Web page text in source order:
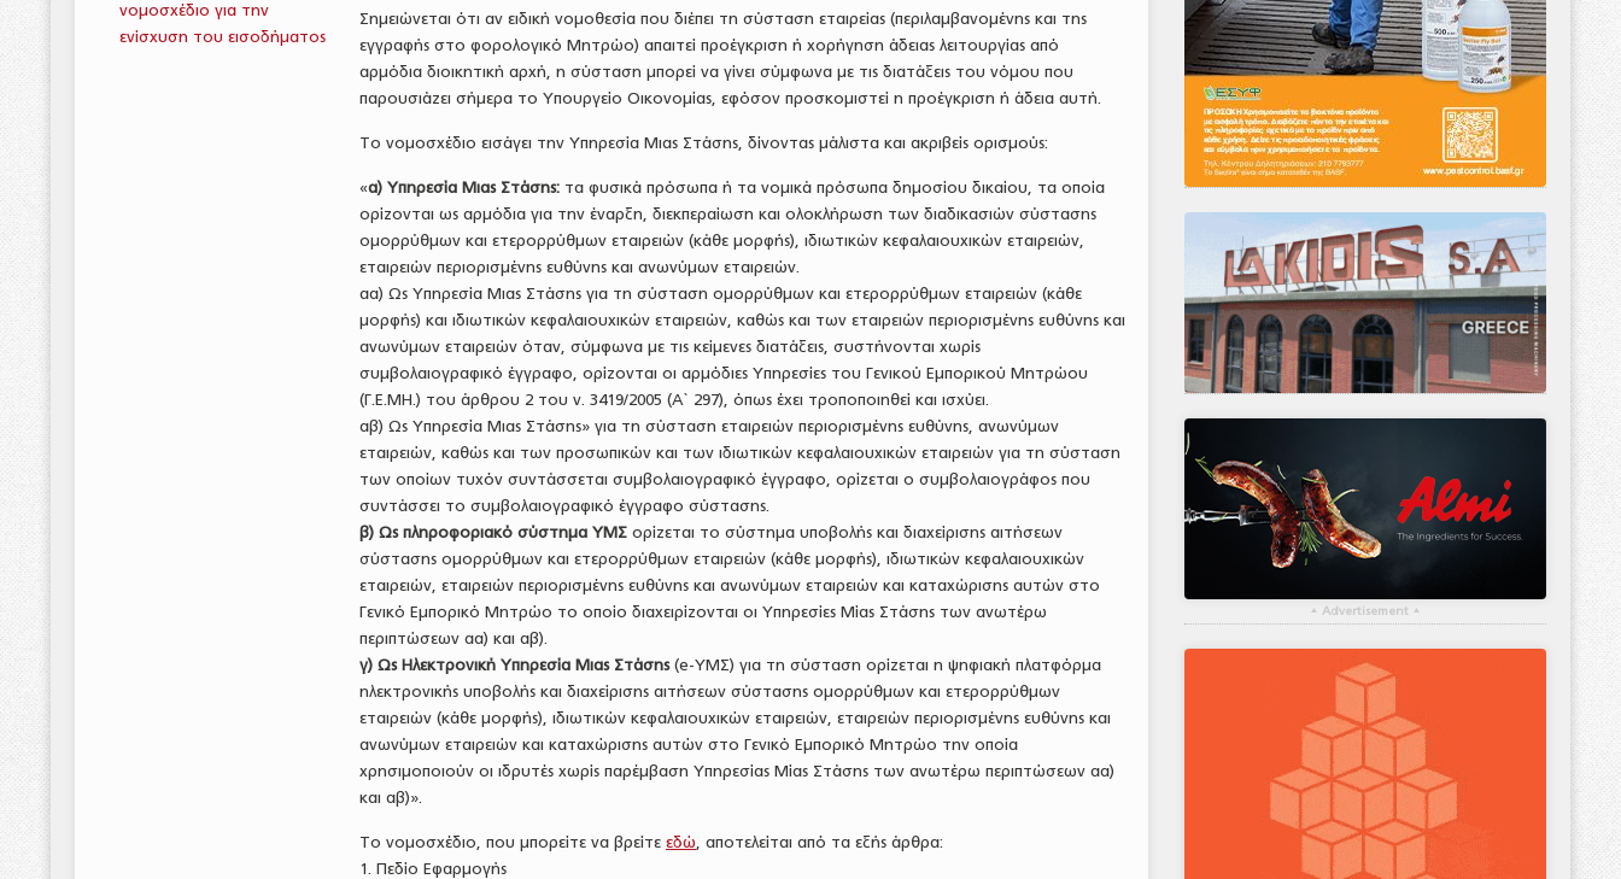
νομοσχέδιο για την
ενίσχυση του εισοδήματος
Σημειώνεται ότι αν ειδική νομοθεσία που διέπει τη σύσταση εταιρείας (περιλαμβανομένης και της
εγγραφής στο φορολογικό Μητρώο) απαιτεί προέγκριση ή χορήγηση άδειας λειτουργίας από
αρμόδια διοικητική αρχή, η σύσταση μπορεί να γίνει σύμφωνα με τις διατάξεις του νόμου που
παρουσιάζει σήμερα το Υπουργείο Οικονομίας, εφόσον προσκομιστεί η προέγκριση ή άδεια αυτή.
Το νομοσχέδιο εισάγει την Υπηρεσία Μιας Στάσης, δίνοντας μάλιστα και ακριβείς ορισμούς:
«α) Υπηρεσία Μιας Στάσης: τα φυσικά πρόσωπα ή τα νομικά πρόσωπα δημοσίου δικαίου, τα οποία
ορίζονται ως αρμόδια για την έναρξη, διεκπεραίωση και ολοκλήρωση των διαδικασιών σύστασης
ομορρύθμων και ετερορρύθμων εταιρειών (κάθε μορφής), ιδιωτικών κεφαλαιουχικών εταιρειών,
εταιρειών περιορισμένης ευθύνης και ανωνύμων εταιρειών.
αα) Ως Υπηρεσία Μιας Στάσης για τη σύσταση ομορρύθμων και ετερορρύθμων εταιρειών (κάθε
μορφής) και ιδιωτικών κεφαλαιουχικών εταιρειών, καθώς και των εταιρειών περιορισμένης ευθύνης και
ανωνύμων εταιρειών όταν, σύμφωνα με τις κείμενες διατάξεις, συστήνονται χωρίς
συμβολαιογραφικό έγγραφο, ορίζονται οι αρμόδιες Υπηρεσίες του Γενικού Εμπορικού Μητρώου
(Γ.Ε.ΜΗ.) του άρθρου 2 του ν. 3419/2005 (Α` 297), όπως έχει τροποποιηθεί και ισχύει.
αβ) Ως Υπηρεσία Μιας Στάσης» για τη σύσταση εταιρειών περιορισμένης ευθύνης, ανωνύμων
εταιρειών, καθώς και των προσωπικών και των ιδιωτικών κεφαλαιουχικών εταιρειών για τη σύσταση
των οποίων τυχόν συντάσσεται συμβολαιογραφικό έγγραφο, ορίζεται ο συμβολαιογράφος που
συντάσσει το συμβολαιογραφικό έγγραφο σύστασης.
β) Ως πληροφοριακό σύστημα ΥΜΣ ορίζεται το σύστημα υποβολής και διαχείρισης αιτήσεων
σύστασης ομορρύθμων και ετερορρύθμων εταιρειών (κάθε μορφής), ιδιωτικών κεφαλαιουχικών
εταιρειών, εταιρειών περιορισμένης ευθύνης και ανωνύμων εταιρειών και καταχώρισης αυτών στο
Γενικό Εμπορικό Μητρώο το οποίο διαχειρίζονται οι Υπηρεσίες Μίας Στάσης των ανωτέρω
περιπτώσεων αα) και αβ).
γ) Ως Ηλεκτρονική Υπηρεσία Μιας Στάσης(e-ΥΜΣ) για τη σύσταση ορίζεται η ψηφιακή πλατφόρμα
ηλεκτρονικής υποβολής και διαχείρισης αιτήσεων σύστασης ομορρύθμων και ετερορρύθμων
εταιρειών (κάθε μορφής), ιδιωτικών κεφαλαιουχικών εταιρειών, εταιρειών περιορισμένης ευθύνης και
ανωνύμων εταιρειών και καταχώρισης αυτών στο Γενικό Εμπορικό Μητρώο την οποία
χρησιμοποιούν οι ιδρυτές χωρίς παρέμβαση Υπηρεσίας Μίας Στάσης των ανωτέρω περιπτώσεων αα)
και αβ)».
Το νομοσχέδιο, που μπορείτε να βρείτεεδώ, αποτελείται από τα εξής άρθρα:
1. Πεδίο Εφαρμογής
▴ Advertisement ▴